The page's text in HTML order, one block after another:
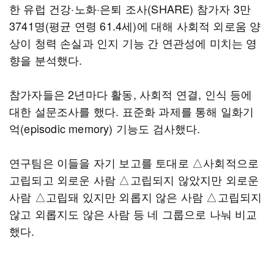
한 유럽 건강·노화·은퇴 조사(SHARE) 참가자 3만
3741명(평균 연령 61.4세)에 대해 사회적 외로움 양
상이 청력 손실과 인지 기능 간 연관성에 미치는 영
향을 분석했다.
참가자들은 2년마다 활동, 사회적 연결, 인식 등에
대한 설문조사를 했다. 표준화 과제를 통해 일화기
억(episodic memory) 기능도 검사했다.
연구팀은 이들을 자기 보고를 토대로 △사회적으로
고립되고 외로운 사람 △고립되지 않았지만 외로운
사람 △고립돼 있지만 외롭지 않은 사람 △고립되지
않고 외롭지도 않은 사람 등 네 그룹으로 나눠 비교
했다.